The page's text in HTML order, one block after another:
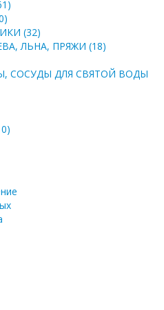
(32)
ЛЬНА, ПРЯЖИ (18)
СОСУДЫ ДЛЯ СВЯТОЙ ВОДЫ